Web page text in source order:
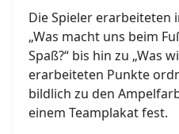
Die Spieler erarbeiteten
„Was macht uns beim
Spaß?“ bis hin zu „Was
erarbeiteten Punkte
bildlich zu den
einem Teamplakat fest.